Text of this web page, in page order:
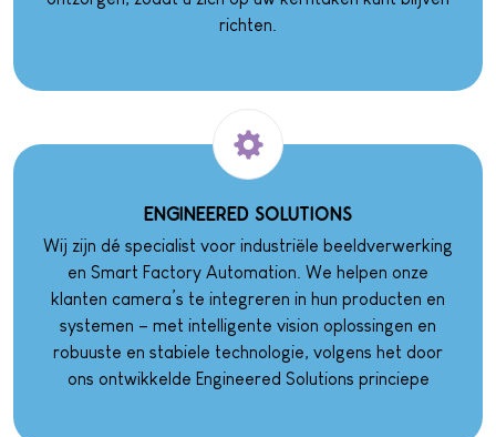
richten.
ENGINEERED SOLUTIONS
Wij zijn dé specialist voor industriële beeldverwerking
en Smart Factory Automation. We helpen onze
klanten camera’s te integreren in hun producten en
systemen – met intelligente vision oplossingen en
robuuste en stabiele technologie, volgens het door
ons ontwikkelde Engineered Solutions princiepe